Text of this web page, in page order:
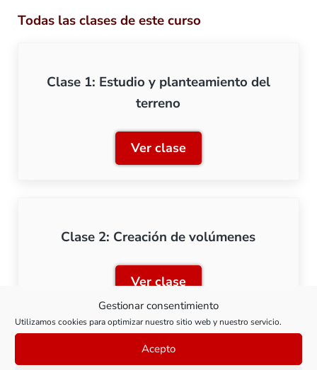
Gestionar consentimiento
Utilizamos cookies para optimizar nuestro sitio web y nuestro servicio.
Acepto
Todas las clases de este curso
Clase 1: Estudio y planteamiento del
terreno
Ver claseClase 1: Estudio y
Clase 2: Creación de volúmenes
Ver claseClase 2: Creación de